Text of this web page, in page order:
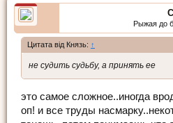
Рыжая до
Цитата від Князь: ↑
не судить судьбу, а принять ее
это самое сложное..иногда
оп! и все труды